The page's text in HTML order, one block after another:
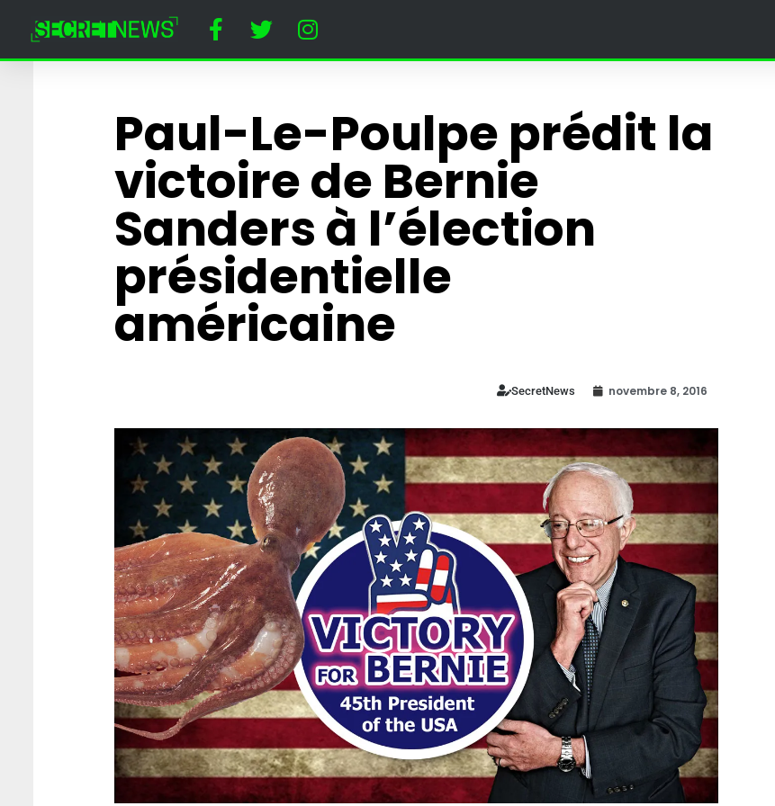
Paul-Le-Poulpe prédit la
victoire de Bernie
Sanders à l’élection
présidentielle
américaine
SecretNews novembre 8, 2016
Horreur à Disneyland Paris :